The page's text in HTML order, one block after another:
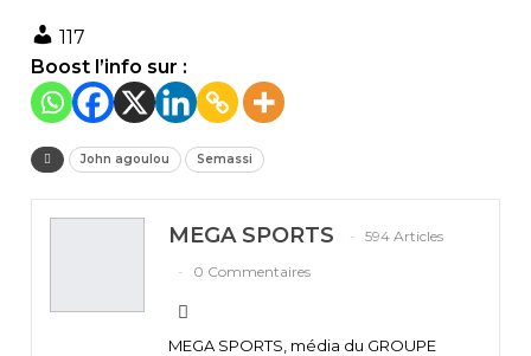
117
Boost l’info sur :
John agoulou Semassi
MEGA SPORTS
594 Articles
0 Commentaires
MEGA SPORTS, média du GROUPE